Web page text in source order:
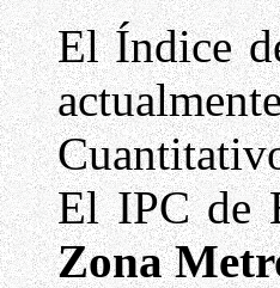
El Índice
El IPC de
Zona